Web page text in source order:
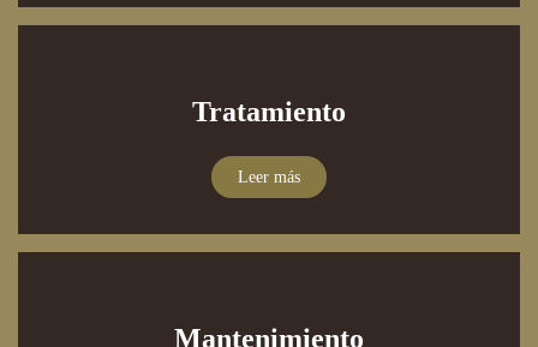
Tratamiento
Leer más
Mantenimiento